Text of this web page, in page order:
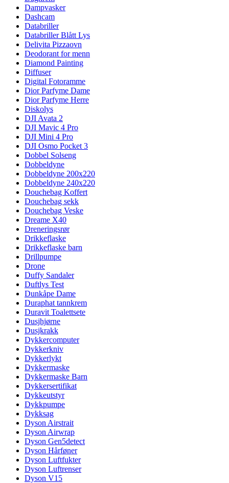
Dampvasker
Dashcam
Databriller
Databriller Blått Lys
Delivita Pizzaovn
Deodorant for menn
Diamond Painting
Diffuser
Digital Fotoramme
Dior Parfyme Dame
Dior Parfyme Herre
Diskolys
DJI Avata 2
DJI Mavic 4 Pro
DJI Mini 4 Pro
DJI Osmo Pocket 3
Dobbel Solseng
Dobbeldyne
Dobbeldyne 200x220
Dobbeldyne 240x220
Douchebag Koffert
Douchebag sekk
Douchebag Veske
Dreame X40
Dreneringsrør
Drikkeflaske
Drikkeflaske barn
Drillpumpe
Drone
Duffy Sandaler
Duftlys Test
Dunkåpe Dame
Duraphat tannkrem
Duravit Toalettsete
Dusjhjørne
Dusjkrakk
Dykkercomputer
Dykkerkniv
Dykkerlykt
Dykkermaske
Dykkermaske Barn
Dykkersertifikat
Dykkeutstyr
Dykkpumpe
Dykksag
Dyson Airstrait
Dyson Airwrap
Dyson Gen5detect
Dyson Hårføner
Dyson Luftfukter
Dyson Luftrenser
Dyson V15